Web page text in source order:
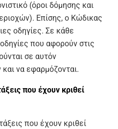
(όροι δόμησης και
Επίσης, ο Κώδικας
οδηγίες. Σε κάθε
που αφορούν στις
σε αυτόν
να εφαρμόζονται.
που έχουν κριθεί
που έχουν κριθεί